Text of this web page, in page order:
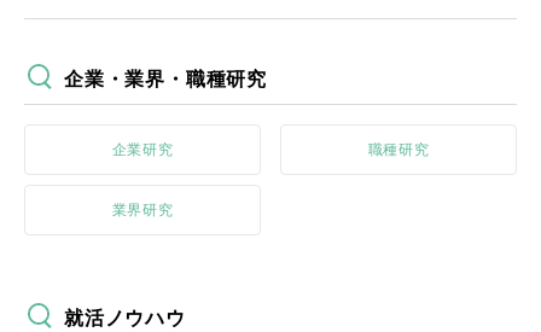
企業・業界・職種研究
企業研究 職種研究
業界研究
就活ノウハウ